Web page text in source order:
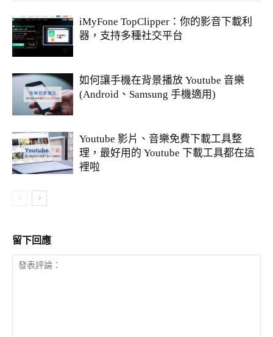
iMyFone TopClipper：你的影音下載利
器，支持多種社交平台
如何讓手機在背景播放 Youtube 音樂
(Android、Samsung 手機適用)
Youtube 影片、音樂免費下載工具整
理，最好用的 Youtube 下載工具都在這
裡啦
留下回應